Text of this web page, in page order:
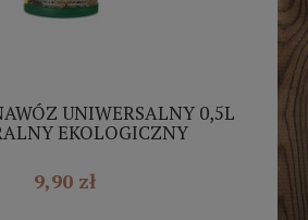
UNIWERSALNY 0,5L
EKOLOGICZNY
9,90 zł